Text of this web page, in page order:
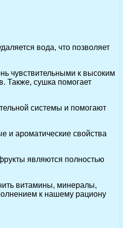
вода, что позволяет
чувствительными к высоким
Также, сушка помогает
системы и помогают
и ароматические свойства
являются полностью
витамины, минералы,
к нашему рациону